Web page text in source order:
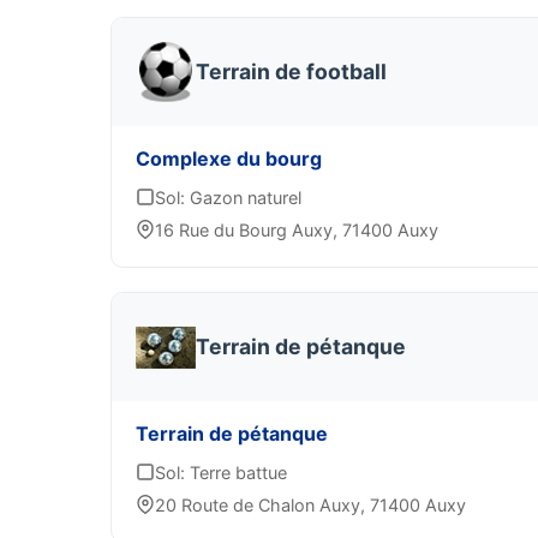
Terrain de football
Complexe du bourg
Sol: Gazon naturel
16 Rue du Bourg Auxy, 71400 Auxy
Terrain de pétanque
Terrain de pétanque
Sol: Terre battue
20 Route de Chalon Auxy, 71400 Auxy